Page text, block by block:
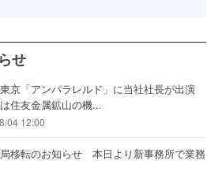
せ
京「アンパラレルド」に当社社長が出演
住友金属鉱山の機...
04 12:00
移転のお知らせ 本日より新事務所で業務